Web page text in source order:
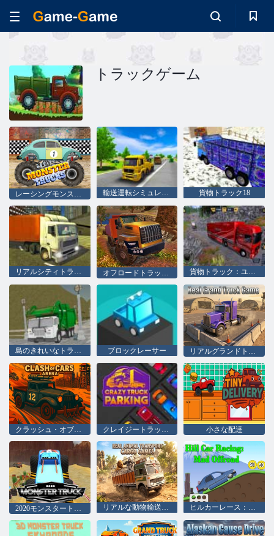
トラックゲーム
レーシングモンスタートラック 輸送運転シミュレータ 貨物トラック18
リアルシティトラックシミュレーター 貨物トラック：ユーロアメリカンツアー
島のきれいなトラックのゴミシム ブロックレーサー リアルグランドトラックゲーム
クラッシュ・オブ・カーズ・アリーナ クレイジートラック駐車場 小さな配達
リアルな動物輸送貨物ゲーム ヒルカーレース：マッドオフロード